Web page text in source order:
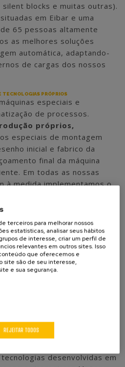
blocks e muitas outras).
em Eibar e uma
65 pessoas altamente
as melhores soluções
automática, adaptando-
de cargas dos nossos
TECNOLOGIAS PRÓPRIOS
especiais e
de processos.
próprios,
especiais de montagem
inicial e fabrico da
final da máquina
Em todas as nossas
à medida implementamos o
de produção: desde
montagem manuais até
automatizadas.
de engenheiros integra as
mais adequadas a cada
na investigação,
em processos que
de produção e
garantindo sempre a
montada. Estas
tecnologias próprias,
desenvolvidas em
terceiros para melhorar nossos
estatísticas, analisar seus hábitos
de interesse, criar um perfil de
relevantes em outros sites. Isso
que oferecemos e
site são de seu interesse,
e sua segurança.
REJEITAR TODOS